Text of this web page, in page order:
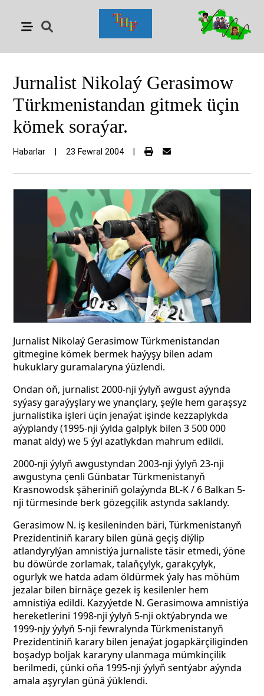
Jurnalist Nikolaý Gerasimow
Türkmenistandan gitmek üçin
kömek soraýar.
Habarlar 23 Fewral 2004
Jurnalist Nikolaý Gerasimow Türkmenistandan
gitmegine kömek bermek haýyşy bilen adam
hukuklary guramalaryna ýüzlendi.
Ondan öň, jurnalist 2000-nji ýylyň awgust aýynda
syýasy garaýyşlary we ynançlary, şeýle hem garaşsyz
jurnalistika işleri üçin jenaýat işinde kezzaplykda
aýyplandy (1995-nji ýylda galplyk bilen 3 500 000
manat aldy) we 5 ýyl azatlykdan mahrum edildi.
2000-nji ýylyň awgustyndan 2003-nji ýylyň 23-nji
awgustyna çenli Günbatar Türkmenistanyň
Krasnowodsk şäheriniň golaýynda BL-K / 6 Balkan 5-
nji türmesinde berk gözegçilik astynda saklandy.
Gerasimow N. iş kesileninden bäri, Türkmenistanyň
Prezidentiniň karary bilen günä geçiş diýlip
atlandyrylýan amnistiýa jurnaliste täsir etmedi, ýöne
bu döwürde zorlamak, talaňçylyk, garakçylyk,
ogurlyk we hatda adam öldürmek ýaly has möhüm
jezalar bilen birnäçe gezek iş kesilenler hem
amnistiýa edildi. Kazyýetde N. Gerasimowa amnistiýa
hereketlerini 1998-nji ýylyň 5-nji oktýabrynda we
1999-njy ýylyň 5-nji fewralynda Türkmenistanyň
Prezidentiniň karary bilen jenaýat jogapkärçiliginden
boşadyp boljak kararyny ulanmaga mümkinçilik
berilmedi, çünki oňa 1995-nji ýylyň sentýabr aýynda
amala aşyrylan günä ýüklendi.